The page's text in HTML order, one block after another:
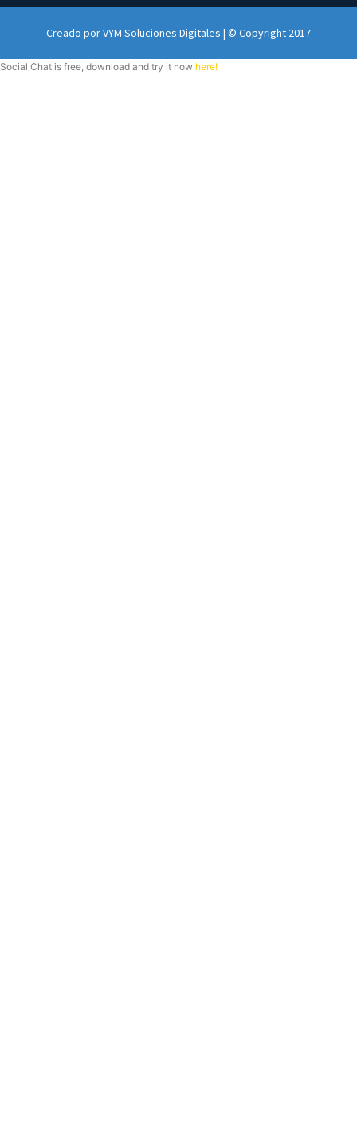
Creado por VYM Soluciones Digitales | © Copyright 2017
Social Chat is free, download and try it now here!